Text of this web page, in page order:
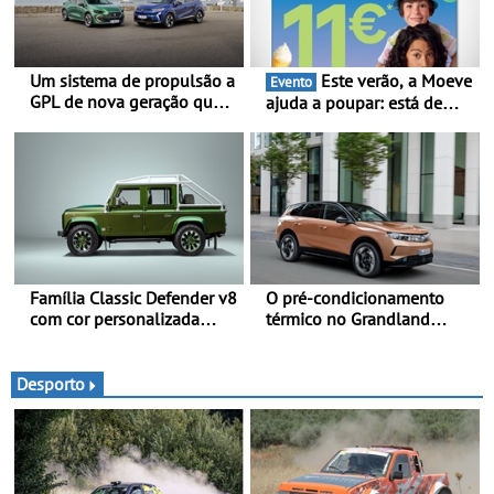
Um sistema de propulsão a
GPL de nova geração que
Evento
ajuda a poupar: está de
Volta” com descontos de
até 11€
Família Classic Defender v8
com cor personalizada
O pré-condicionamento
térmico no Grandland
Desporto